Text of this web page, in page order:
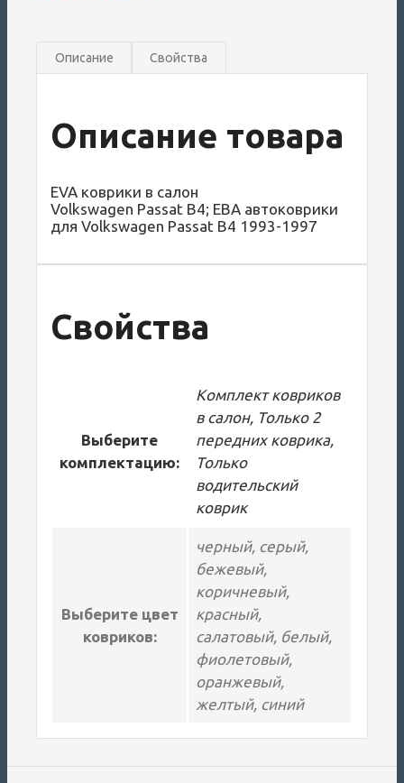
Описание Свойства
Описание товара
EVA коврики в салон
Volkswagen Passat B4; ЕВА автоковрики
для Volkswagen Passat B4 1993-1997
Свойства
Выберите
комплектацию:
Комплект ковриков
в салон, Только 2
передних коврика,
Только
водительский
коврик
Выберите цвет
ковриков:
черный, серый,
бежевый,
коричневый,
красный,
салатовый, белый,
фиолетовый,
оранжевый,
желтый, синий